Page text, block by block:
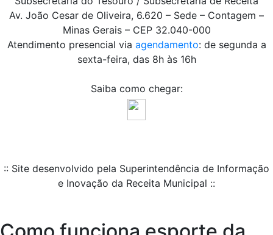
Av. João Cesar de Oliveira, 6.620 – Sede – Contagem –
Minas Gerais – CEP 32.040-000
Atendimento presencial via agendamento: de segunda a
sexta-feira, das 8h às 16h
Saiba como chegar:
:: Site desenvolvido pela Superintendência de Informação
e Inovação da Receita Municipal ::